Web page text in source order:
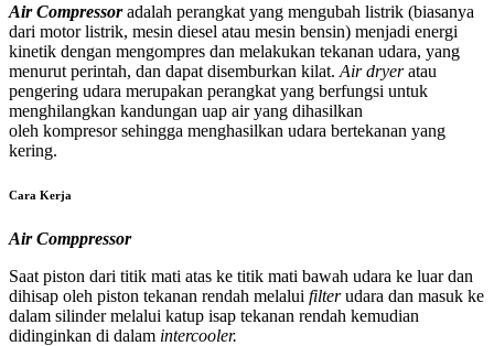
Air Compressoradalah perangkat yang mengubah listrik (biasanya
dari motor listrik, mesin diesel atau mesin bensin) menjadi energi
kinetik dengan mengompres dan melakukan tekanan udara, yang
menurut perintah, dan dapat disemburkan kilat. Air dryer atau
pengering udara merupakan perangkat yang berfungsi untuk
menghilangkan kandungan uap air yang dihasilkan
oleh kompresor sehingga menghasilkan udara bertekanan yang
kering.
Cara Kerja
Air Comppressor
Saat piston dari titik mati atas ke titik mati bawah udara ke luar dan
dihisap oleh piston tekanan rendah melalui filterudara dan masuk ke
dalam silinder melalui katup isap tekanan rendah kemudian
didinginkan di dalam intercooler.